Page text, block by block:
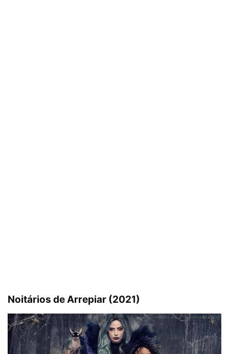
Noitários de Arrepiar (2021)